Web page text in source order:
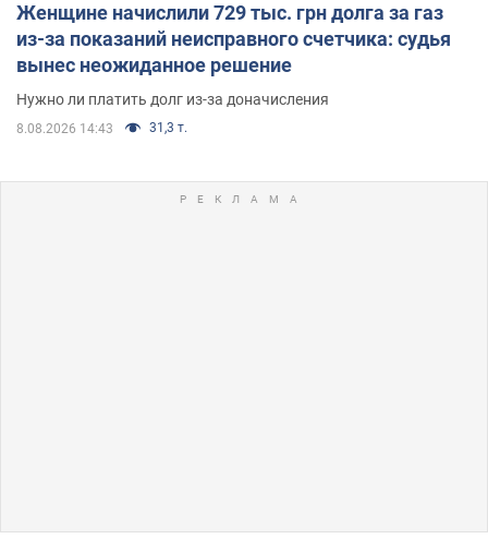
Женщине начислили 729 тыс. грн долга за газ
из-за показаний неисправного счетчика: судья
вынес неожиданное решение
Нужно ли платить долг из-за доначисления
8.08.2026 14:43 31,3 т.